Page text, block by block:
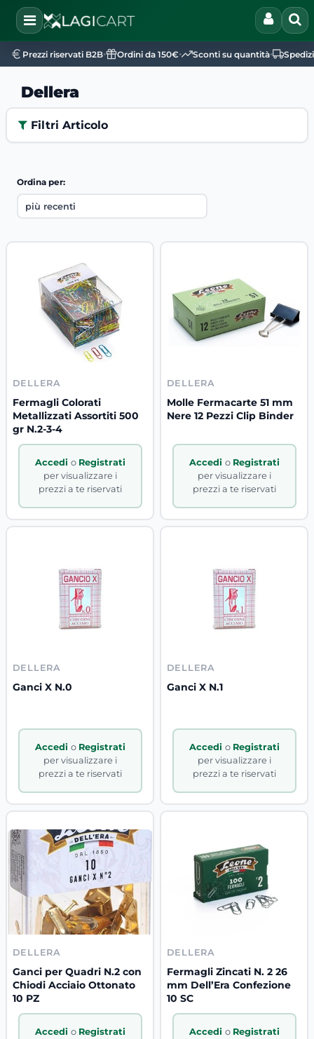
Open
Prezzi riservati B2B• Ordini da 150€• Sconti su quantità•
Dellera
Filtri Articolo
Ordina per:
DELLERA
Fermagli Colorati
Metallizzati Assortiti 500
gr N.2-3-4
Accedi o Registrati
per visualizzare i
prezzi a te riservati
DELLERA
Molle Fermacarte 51 mm
Nere 12 Pezzi Clip Binder
Accedi o Registrati
per visualizzare i
prezzi a te riservati
DELLERA
Ganci X N.0
Accedi o Registrati
per visualizzare i
prezzi a te riservati
DELLERA
Ganci X N.1
Accedi o Registrati
per visualizzare i
prezzi a te riservati
DELLERA
Ganci per Quadri N.2 con
Chiodi Acciaio Ottonato
10 PZ
Accedi o Registrati
DELLERA
Fermagli Zincati N. 2 26
mm Dell’Era Confezione
10 SC
Accedi o Registrati